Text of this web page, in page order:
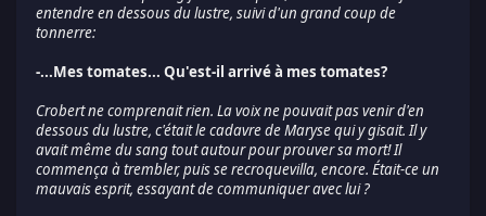
entendre en dessous du lustre, suivi d'un grand coup de
tonnerre:
-...Mes tomates... Qu'est-il arrivé à mes tomates?
Crobert ne comprenait rien. La voix ne pouvait pas venir d'en
dessous du lustre, c'était le cadavre de Maryse qui y gisait. Il y
avait même du sang tout autour pour prouver sa mort! Il
commença à trembler, puis se recroquevilla, encore. Était-ce un
mauvais esprit, essayant de communiquer avec lui ?